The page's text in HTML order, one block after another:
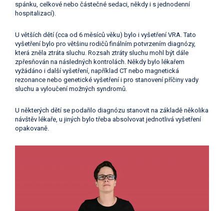
spánku, celkové nebo částečné sedaci, někdy i s jednodenní
hospitalizací).
U větších dětí (cca od 6 měsíců věku) bylo i vyšetření VRA. Tato
vyšetření bylo pro většinu rodičů finálním potvrzením diagnózy,
která zněla ztráta sluchu. Rozsah ztráty sluchu mohl být dále
zpřesňován na následných kontrolách. Někdy bylo lékařem
vyžádáno i další vyšetření, například CT nebo magnetická
rezonance nebo genetické vyšetření i pro stanovení příčiny vady
sluchu a vyloučení možných syndromů.
U některých dětí se podařilo diagnózu stanovit na základě několika
návštěv lékaře, u jiných bylo třeba absolvovat jednotlivá vyšetření
opakovaně.